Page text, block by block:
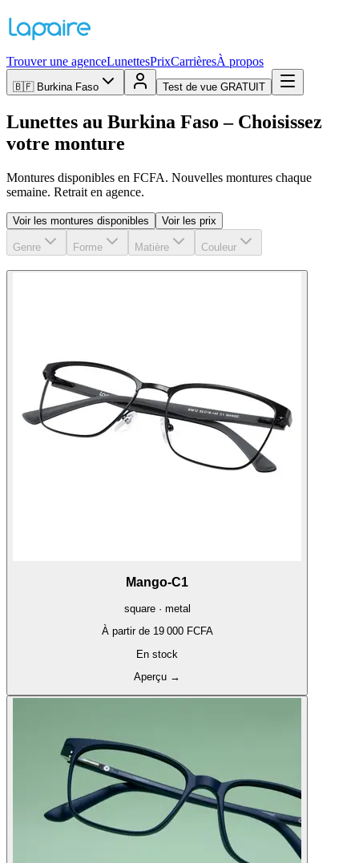
Trouver une agenceLunettesPrixCarrièresÀ propos
🇧🇫 Burkina Faso Test de vue GRATUIT
Lunettes au Burkina Faso – Choisissez
votre monture
Montures disponibles en FCFA. Nouvelles montures chaque
semaine. Retrait en agence.
Voir les montures disponibles Voir les prix
Genre Forme Matière Couleur
Mango-C1
square · metal
À partir de 19 000 FCFA
En stock
Aperçu →